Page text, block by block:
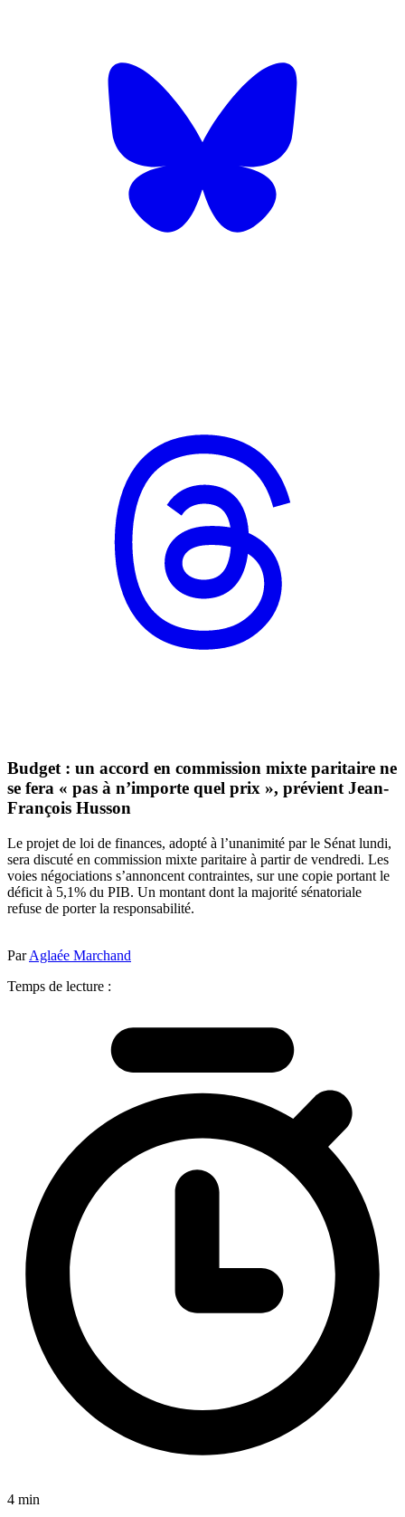
Budget : un accord en commission mixte paritaire ne
se fera « pas à n’importe quel prix », prévient Jean-
François Husson
Le projet de loi de finances, adopté à l’unanimité par le Sénat lundi,
sera discuté en commission mixte paritaire à partir de vendredi. Les
voies négociations s’annoncent contraintes, sur une copie portant le
déficit à 5,1% du PIB. Un montant dont la majorité sénatoriale
refuse de porter la responsabilité.
ParAglaée Marchand
Temps de lecture :
4 min